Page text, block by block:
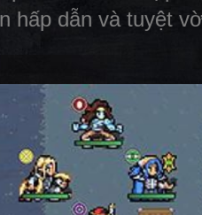
hấp dẫn và tuyệt